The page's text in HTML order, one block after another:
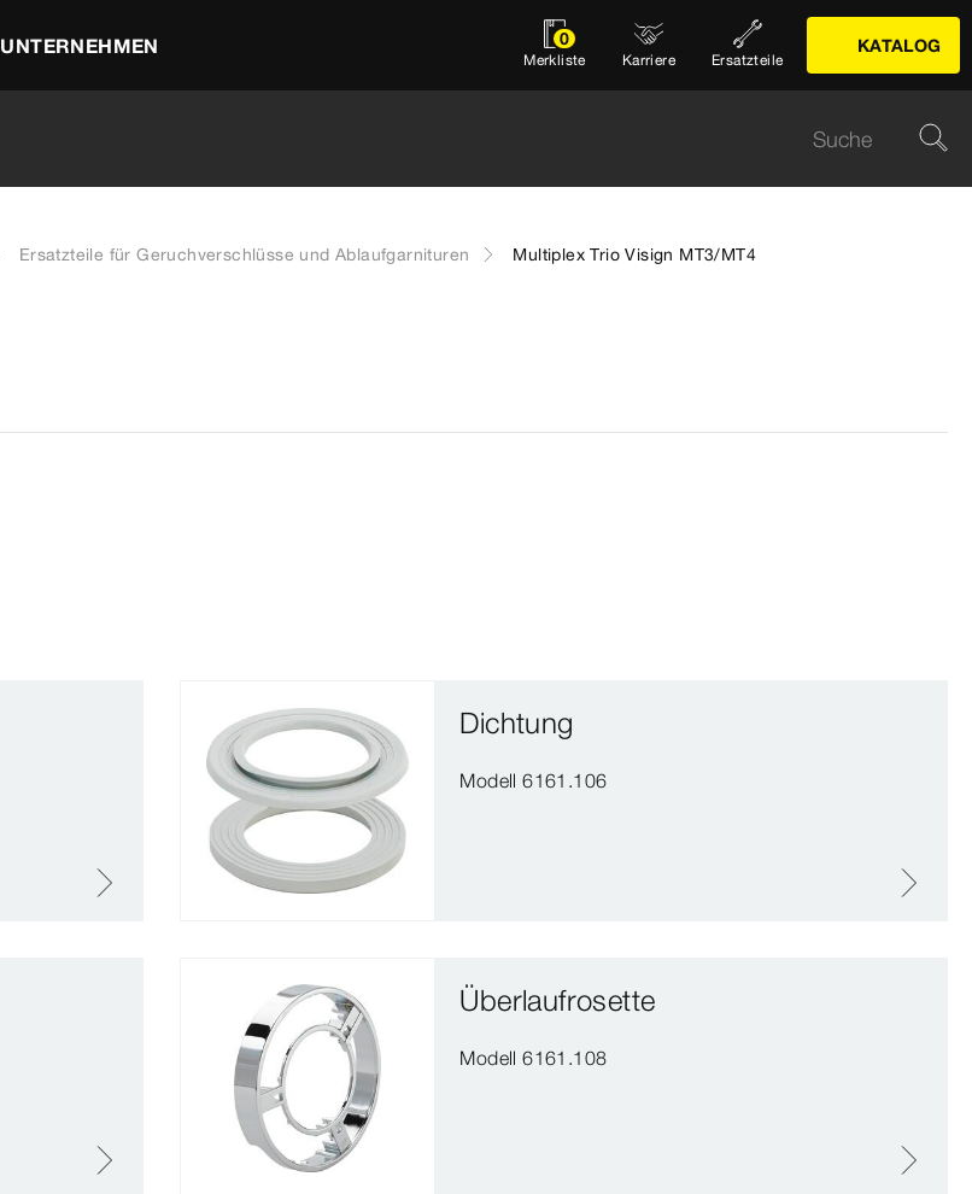
UNTERNEHMEN 0
Merkliste Karriere Ersatzteile
KATALOG
Ersatzteile für Geruchverschlüsse und Ablaufgarnituren Multiplex Trio Visign MT3/MT4
Dichtung
Modell 6161.106
Überlaufrosette
Modell 6161.108